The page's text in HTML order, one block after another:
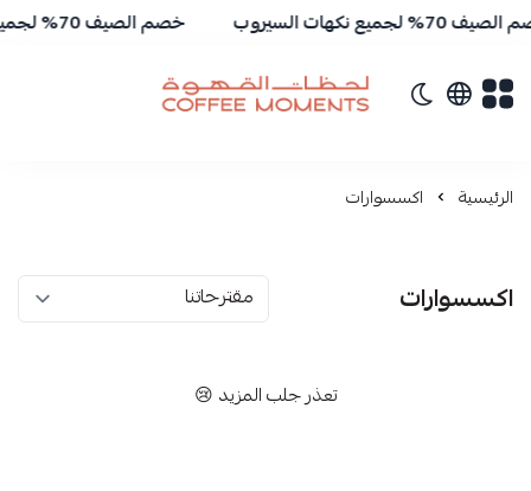
لجميع نكهات السيروب خصم الصيف 70% لجميع نكهات السيروب
تبديل الوضع الداكن
لحظات القهوة | Coffee Moments
الرئيسية اكسسوارات
اكسسوارات
تعذر جلب المزيد 😢